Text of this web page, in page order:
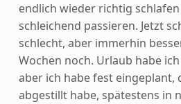
endlich wieder richtig
schleichend passieren. Jetzt
schlecht, aber immerhin
Wochen noch. Urlaub habe
aber ich habe fest eingeplant,
abgestillt habe, spätestens in